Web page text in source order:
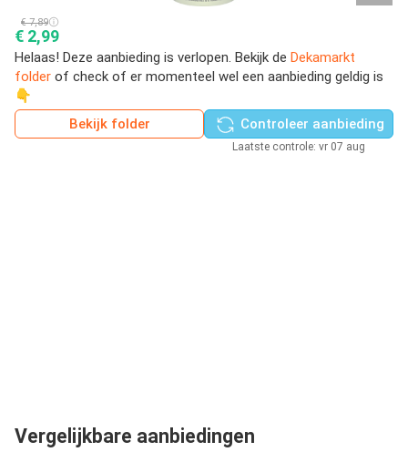
€ 7,89
€ 2,99
Helaas! Deze aanbieding is verlopen. Bekijk de Dekamarkt
folder of check of er momenteel wel een aanbieding geldig is
👇
Bekijk folder
Controleer aanbieding
Laatste controle: vr 07 aug
Vergelijkbare aanbiedingen